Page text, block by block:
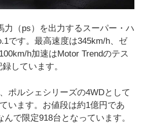
力（ps）を出力するスーパー・ハ
です。最高速度は345km/h、ゼ
h加速はMotor Trendのテス
しています。
ポルシェシリーズの4WDとして
います。お値段は約1億円であ
んで限定918台となっています。